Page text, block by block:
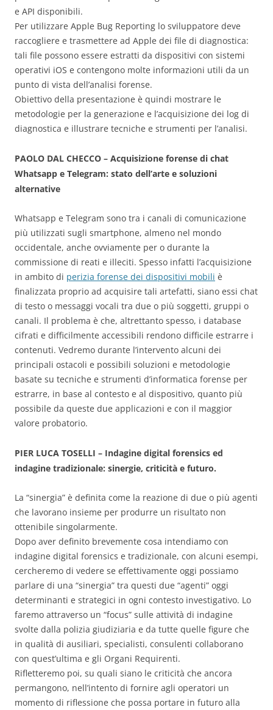
e API disponibili.
Per utilizzare Apple Bug Reporting lo sviluppatore deve
raccogliere e trasmettere ad Apple dei file di diagnostica:
tali file possono essere estratti da dispositivi con sistemi
operativi iOS e contengono molte informazioni utili da un
punto di vista dell’analisi forense.
Obiettivo della presentazione è quindi mostrare le
metodologie per la generazione e l’acquisizione dei log di
diagnostica e illustrare tecniche e strumenti per l’analisi.
PAOLO DAL CHECCO – Acquisizione forense di chat
Whatsapp e Telegram: stato dell’arte e soluzioni
alternative
Whatsapp e Telegram sono tra i canali di comunicazione
più utilizzati sugli smartphone, almeno nel mondo
occidentale, anche ovviamente per o durante la
commissione di reati e illeciti. Spesso infatti l’acquisizione
in ambito di perizia forense dei dispositivi mobili è
finalizzata proprio ad acquisire tali artefatti, siano essi chat
di testo o messaggi vocali tra due o più soggetti, gruppi o
canali. Il problema è che, altrettanto spesso, i database
cifrati e difficilmente accessibili rendono difficile estrarre i
contenuti. Vedremo durante l’intervento alcuni dei
principali ostacoli e possibili soluzioni e metodologie
basate su tecniche e strumenti d’informatica forense per
estrarre, in base al contesto e al dispositivo, quanto più
possibile da queste due applicazioni e con il maggior
valore probatorio.
PIER LUCA TOSELLI – Indagine digital forensics ed
indagine tradizionale: sinergie, criticità e futuro.
La “sinergia” è definita come la reazione di due o più agenti
che lavorano insieme per produrre un risultato non
ottenibile singolarmente.
Dopo aver definito brevemente cosa intendiamo con
indagine digital forensics e tradizionale, con alcuni esempi,
cercheremo di vedere se effettivamente oggi possiamo
parlare di una “sinergia” tra questi due “agenti” oggi
determinanti e strategici in ogni contesto investigativo. Lo
faremo attraverso un “focus” sulle attività di indagine
svolte dalla polizia giudiziaria e da tutte quelle figure che
in qualità di ausiliari, specialisti, consulenti collaborano
con quest’ultima e gli Organi Requirenti.
Rifletteremo poi, su quali siano le criticità che ancora
permangono, nell’intento di fornire agli operatori un
momento di riflessione che possa portare in futuro alla